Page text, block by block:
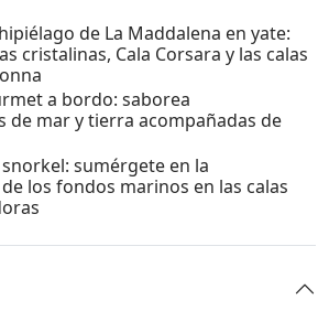
de La Maddalena en yate:
cristalinas, Cala Corsara y las calas
a bordo: saborea
de mar y tierra acompañadas de
snorkel: sumérgete en la
los fondos marinos en las calas